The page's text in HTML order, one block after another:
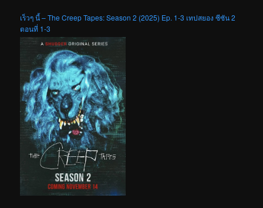
เร็วๆ นี้ – The Creep Tapes: Season 2 (2025) Ep. 1-3 เทปสยอง ซีซัน 2
ตอนที่ 1-3